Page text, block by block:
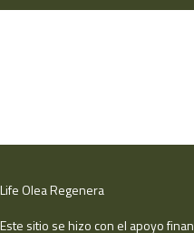
Life Olea Regenera
Este sitio se hizo con el apoyo